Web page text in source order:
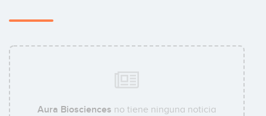
Aura Biosciences no tiene ninguna noticia